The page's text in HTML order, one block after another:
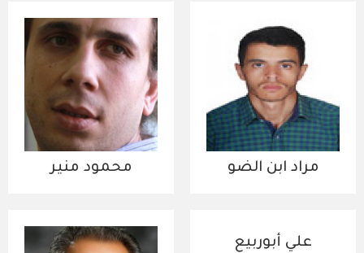
مراد ابن الضو محمود منير
علي أبوربيع